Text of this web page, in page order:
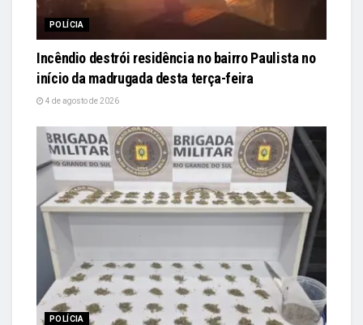
POLÍCIA
Incêndio destrói residência no bairro Paulista no
início da madrugada desta terça-feira
4 de agosto de 2026
POLÍCIA